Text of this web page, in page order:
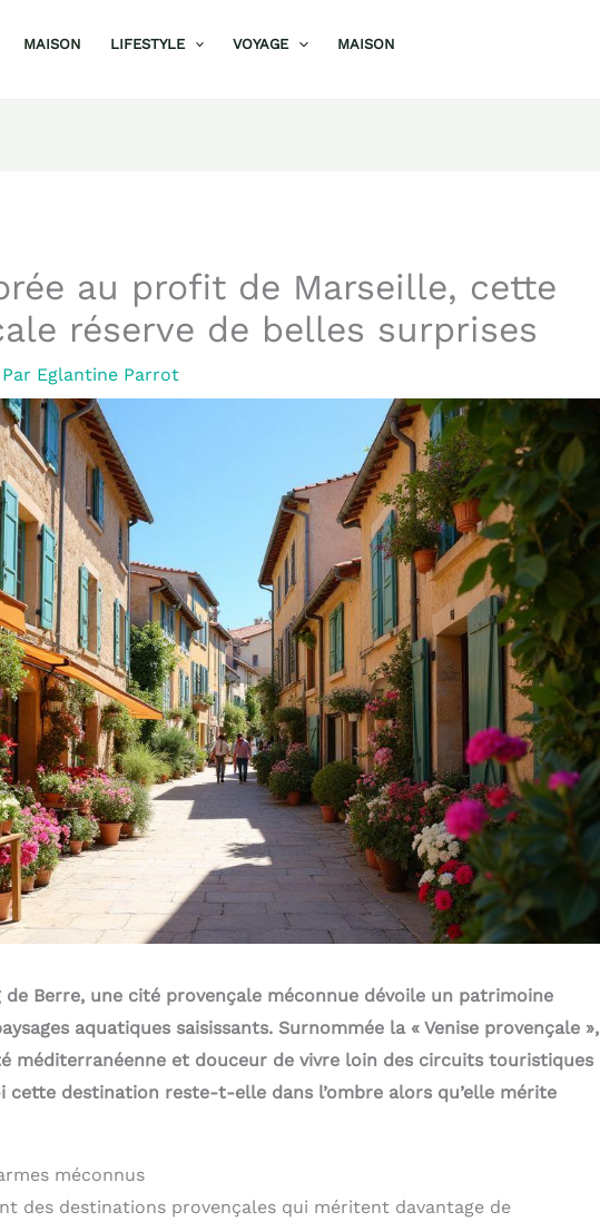
MAISON LIFESTYLE VOYAGE MAISON
au profit de Marseille, cette
réserve de belles surprises
Eglantine Parrot
de Berre, une cité provençale méconnue dévoile un patrimoine
aquatiques saisissants. Surnommée la « Venise provençale »,
méditerranéenne et douceur de vivre loin des circuits touristiques
cette destination reste-t-elle dans l’ombre alors qu’elle mérite
méconnus
des destinations provençales qui méritent davantage de